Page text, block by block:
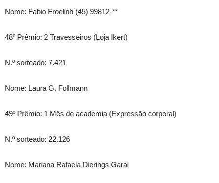
Nome: Fabio Froelinh (45) 99812-**
48º Prêmio: 2 Travesseiros (Loja Ikert)
N.º sorteado: 7.421
Nome: Laura G. Follmann
49º Prêmio: 1 Mês de academia (Expressão corporal)
N.º sorteado: 22.126
Nome: Mariana Rafaela Dierings Garai